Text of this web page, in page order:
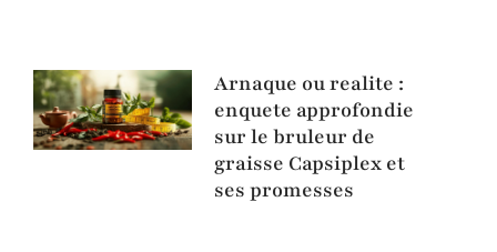
Arnaque ou realite :
enquete approfondie
sur le bruleur de
graisse Capsiplex et
ses promesses